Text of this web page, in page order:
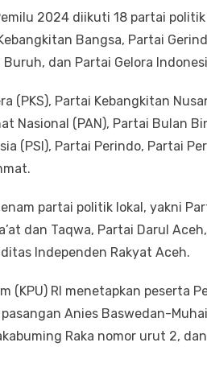
2024 diikuti 18 partai
Bangsa, Partai
dan Partai Gelora
(PKS), Partai Kebangkitan
Nasional (PAN), Partai Bulan
(PSI), Partai Perindo, Partai
partai politik lokal, yakni
dan Taqwa, Partai Darul
Independen Rakyat Aceh.
(KPU) RI menetapkan peserta
Anies Baswedan-
Raka nomor urut 2,